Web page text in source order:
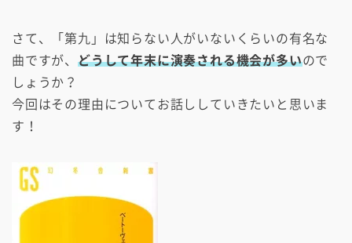
さて、「第九」は知らない人がいないくらいの有名な
曲ですが、 どうして年末に演奏される機会が多いので
しょうか？
今回はその理由についてお話ししていきたいと思いま
す！